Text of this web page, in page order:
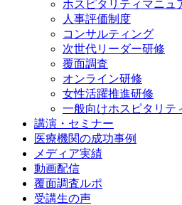
ホスピタリティマニュ
人事評価制度
コンサルティング
次世代リーダー研修
覆面調査
オンライン研修
女性活躍推進研修
一般向けホスピタリテ
講演・セミナー
医療機関の成功事例
メディア実績
動画配信
覆面調査ルポ
受講生の声